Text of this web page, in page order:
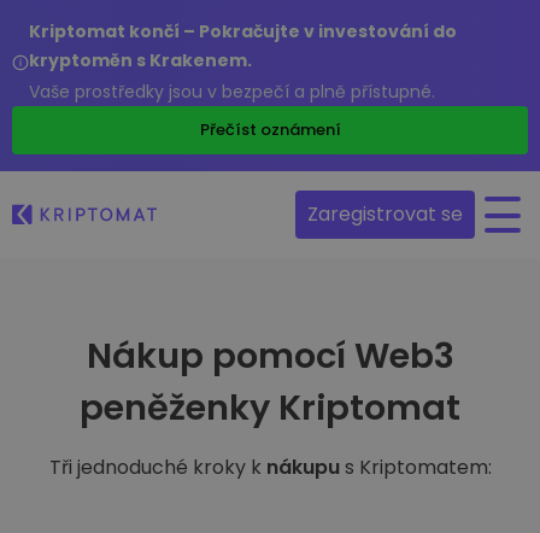
Kriptomat končí – Pokračujte v investování do
kryptoměn s Krakenem.
Vaše prostředky jsou v bezpečí a plně přístupné.
Přečíst oznámení
Zaregistrovat se
Nákup pomocí Web3
peněženky Kriptomat
Tři jednoduché kroky k nákupus Kriptomatem: